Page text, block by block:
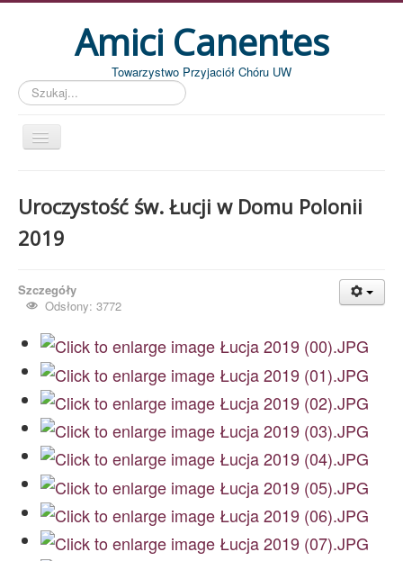
Amici Canentes
Towarzystwo Przyjaciół Chóru UW
Szukaj...
Aktualności
Wydarzenia
Piszemy
Pożegnania
Zdjęcia
Dyrygenci
Archiwum
O nas
Statut TPChUW
Kontakt
Uroczystość św. Łucji w Domu Polonii
2019
Szczegóły
Odsłony: 3772